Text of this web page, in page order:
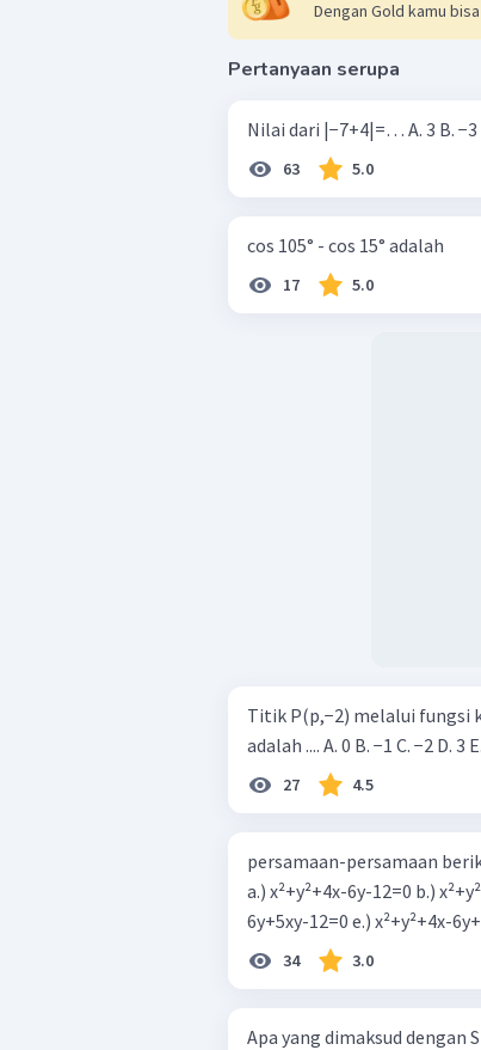
Dengan Gold kamu
Pertanyaan serupa
Nilai dari
63 5.0
cos 105° - cos 15° adalah
17 5.0
Titik P(p,−2) melalui fungsi
adalah .... A. 0 B. −1 C. −2 D. 3
27 4.5
persamaan-persamaan
a.) x²+y²+4x-6y-12=0 b.)
6y+5xy-12=0 e.)
34 3.0
Apa yang dimaksud dengan